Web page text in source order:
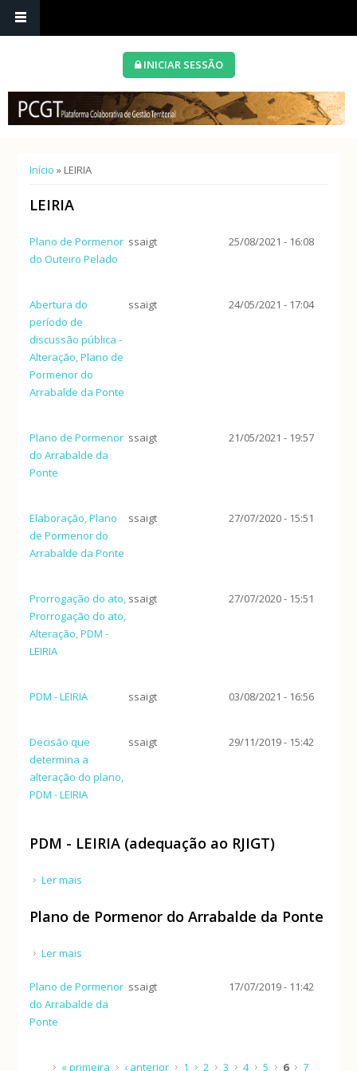
INICIAR SESSÃO
Está aqui
Início » LEIRIA
LEIRIA
Plano de Pormenor
do Outeiro Pelado
ssaigt 25/08/2021 - 16:08
Abertura do
período de
discussão pública -
Alteração, Plano de
Pormenor do
Arrabalde da Ponte
ssaigt 24/05/2021 - 17:04
Plano de Pormenor
do Arrabalde da
Ponte
ssaigt 21/05/2021 - 19:57
Elaboração, Plano
de Pormenor do
Arrabalde da Ponte
ssaigt 27/07/2020 - 15:51
Prorrogação do ato,
Prorrogação do ato,
Alteração, PDM -
LEIRIA
ssaigt 27/07/2020 - 15:51
PDM - LEIRIA ssaigt 03/08/2021 - 16:56
Decisão que
determina a
alteração do plano,
PDM - LEIRIA
ssaigt 29/11/2019 - 15:42
PDM - LEIRIA (adequação ao RJIGT)
Ler mais
Plano de Pormenor do Arrabalde da Ponte
Ler mais
Plano de Pormenor
do Arrabalde da
Ponte
ssaigt 17/07/2019 - 11:42
« primeira ‹ anterior 1 2 3 4 5 6 7